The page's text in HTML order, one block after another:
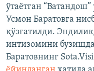
ўтаётган
Усмон Баратовга
қўзғатилди.
интизомини
Баратовнинг